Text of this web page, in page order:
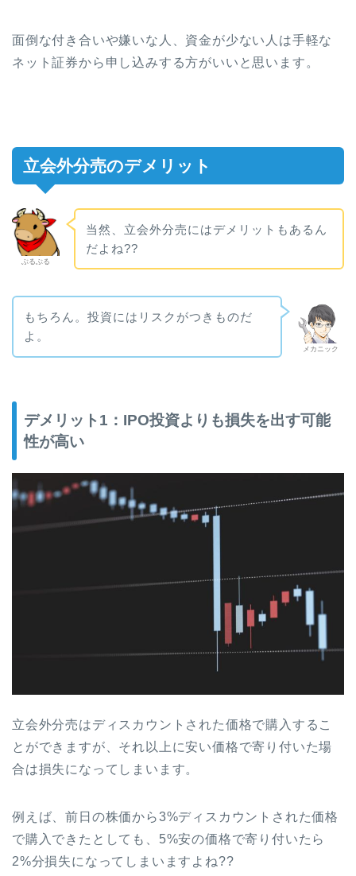
面倒な付き合いや嫌いな人、資金が少ない人は手軽な
ネット証券から申し込みする方がいいと思います。
立会外分売のデメリット
ぶるぶる
当然、立会外分売にはデメリットもあるん
だよね??
メカニック
もちろん。投資にはリスクがつきものだ
よ。
デメリット1：IPO投資よりも損失を出す可能
性が高い
立会外分売はディスカウントされた価格で購入するこ
とができますが、それ以上に安い価格で寄り付いた場
合は損失になってしまいます。
例えば、前日の株価から3%ディスカウントされた価格
で購入できたとしても、5%安の価格で寄り付いたら
2%分損失になってしまいますよね??